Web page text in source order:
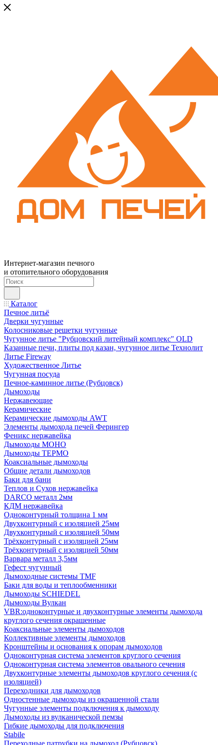
Интернет-магазин печного
и отопительного оборудования
Каталог
Печное литьё
Дверки чугунные
Колосниковые решетки чугунные
Чугунное литье "Рубцовский литейный комплекс" OLD
Казанные печи, плиты под казан, чугунное литье Технолит
Литье Fireway
Художественное Литье
Чугунная посуда
Печное-каминное литье (Рубцовск)
Дымоходы
Нержавеющие
Керамические
Керамические дымоходы AWT
Элементы дымохода печей Ферингер
Феникс нержавейка
Дымоходы МОНО
Дымоходы ТЕРМО
Коаксиальные дымоходы
Общие детали дымоходов
Баки для бани
Теплов и Сухов нержавейка
DARCO металл 2мм
КДМ нержавейка
Одноконтурный толщина 1 мм
Двухконтурный с изоляцией 25мм
Двухконтурный с изоляцией 50мм
Трёхконтурный с изоляцией 25мм
Трёхконтурный с изоляцией 50мм
Варвара металл 3,5мм
Гефест чугунный
Дымоходные системы TMF
Баки для воды и теплообменники
Дымоходы SCHIEDEL
Дымоходы Вулкан
VBR:одноконтурные и двухконтурные элементы дымохода
круглого сечения окрашенные
Коаксиальные элементы дымоходов
Коллективные элементы дымоходов
Кронштейны и основания к опорам дымоходов
Одноконтурная система элементов круглого сечения
Одноконтурная система элементов овального сечения
Двухконтурные элементы дымоходов круглого сечения (с
изоляцией)
Переходники для дымоходов
Одностенные дымоходы из окрашенной стали
Чугунные элементы подключения к дымоходу
Дымоходы из вулканической пемзы
Гибкие дымоходы для подключения
Stabile
Переходные патрубки на дымоход (Рубцовск)